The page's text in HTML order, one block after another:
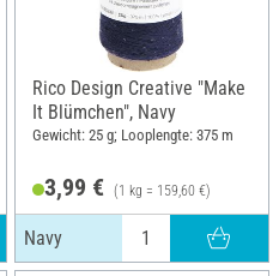
Rico Design Creative "Make
It Blümchen", Navy
Gewicht: 25 g; Looplengte: 375 m
3,99 € (1 kg = 159,60 €)
Navy